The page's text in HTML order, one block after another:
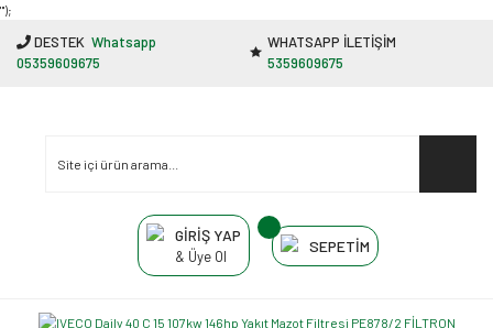
"');
DESTEK Whatsapp
05359609675
WHATSAPP İLETİŞİM
5359609675
GİRİŞ YAP
& Üye Ol
SEPETİM